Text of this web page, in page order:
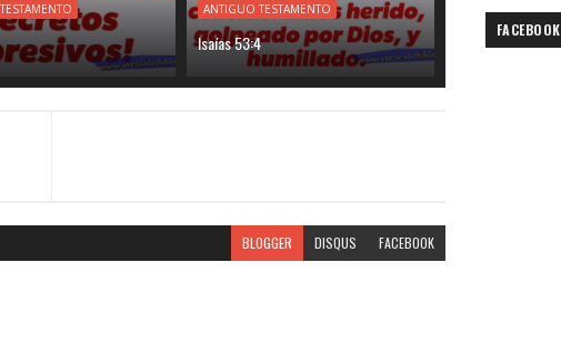
ANTIGUO TESTAMENTO
Isaías 53:4
BLOGGER DISQUS FACEBOOK
FACEBOOK